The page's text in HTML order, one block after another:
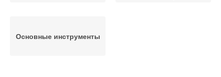
Основные инструменты